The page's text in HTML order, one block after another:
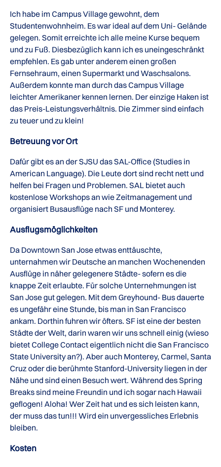
Ich habe im Campus Village gewohnt, dem
Studentenwohnheim. Es war ideal auf dem Uni- Gelände
gelegen. Somit erreichte ich alle meine Kurse bequem
und zu Fuß. Diesbezüglich kann ich es uneingeschränkt
empfehlen. Es gab unter anderem einen großen
Fernsehraum, einen Supermarkt und Waschsalons.
Außerdem konnte man durch das Campus Village
leichter Amerikaner kennen lernen. Der einzige Haken ist
das Preis-Leistungsverhältnis. Die Zimmer sind einfach
zu teuer und zu klein!
Betreuung vor Ort
Dafür gibt es an der SJSU das SAL-Office (Studies in
American Language). Die Leute dort sind recht nett und
helfen bei Fragen und Problemen. SAL bietet auch
kostenlose Workshops an wie Zeitmanagement und
organisiert Busausflüge nach SF und Monterey.
Ausflugsmöglichkeiten
Da Downtown San Jose etwas enttäuschte,
unternahmen wir Deutsche an manchen Wochenenden
Ausflüge in näher gelegenere Städte- sofern es die
knappe Zeit erlaubte. Für solche Unternehmungen ist
San Jose gut gelegen. Mit dem Greyhound- Bus dauerte
es ungefähr eine Stunde, bis man in San Francisco
ankam. Dorthin fuhren wir öfters. SF ist eine der besten
Städte der Welt, darin waren wir uns schnell einig (wieso
bietet College Contact eigentlich nicht die San Francisco
State University an?). Aber auch Monterey, Carmel, Santa
Cruz oder die berühmte Stanford-University liegen in der
Nähe und sind einen Besuch wert. Während des Spring
Breaks sind meine Freundin und ich sogar nach Hawaii
geflogen! Aloha! Wer Zeit hat und es sich leisten kann,
der muss das tun!!! Wird ein unvergessliches Erlebnis
bleiben.
Kosten